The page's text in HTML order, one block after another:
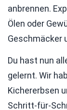
anbrennen.
Ölen oder
Geschmäcker
Du hast nun
gelernt. Wir
Kichererbsen
Schritt-für-